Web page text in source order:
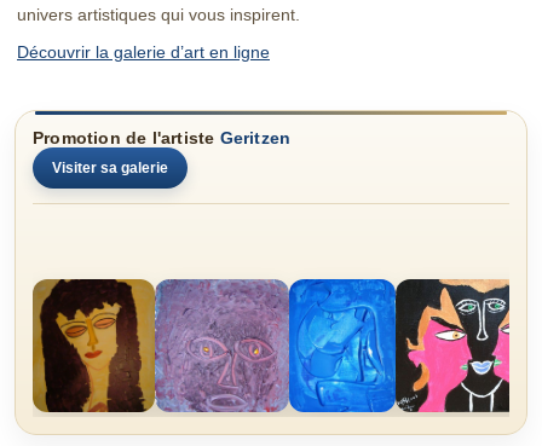
univers artistiques qui vous inspirent.
Découvrir la galerie d’art en ligne
Promotion de l'artiste Geritzen
Visiter sa galerie